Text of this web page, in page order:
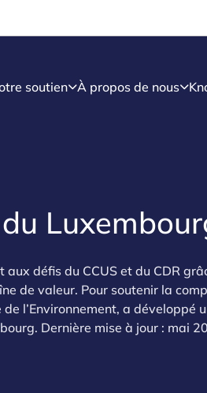
soutien À propos de nous
défis du CCUS et du CDR
de valeur. Pour soutenir la
l’Environnement, a développé
Dernière mise à jour : mai